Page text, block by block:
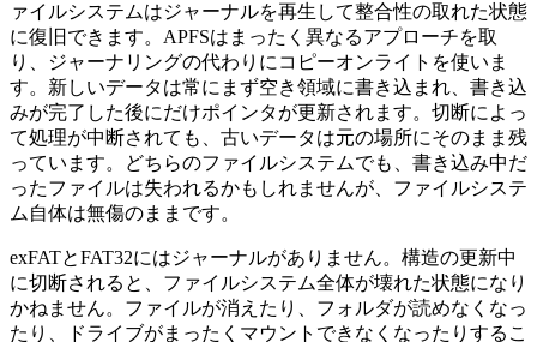
ァイルシステムはジャーナルを再生して整合性の取れた状態
に復旧できます。APFSはまったく異なるアプローチを取
り、ジャーナリングの代わりにコピーオンライトを使いま
す。新しいデータは常にまず空き領域に書き込まれ、書き込
みが完了した後にだけポインタが更新されます。切断によっ
て処理が中断されても、古いデータは元の場所にそのまま残
っています。どちらのファイルシステムでも、書き込み中だ
ったファイルは失われるかもしれませんが、ファイルシステ
ム自体は無傷のままです。
exFATとFAT32にはジャーナルがありません。構造の更新中
に切断されると、ファイルシステム全体が壊れた状態になり
かねません。ファイルが消えたり、フォルダが読めなくなっ
たり、ドライブがまったくマウントできなくなったりするこ